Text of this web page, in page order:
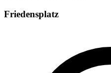
Friedensplatz